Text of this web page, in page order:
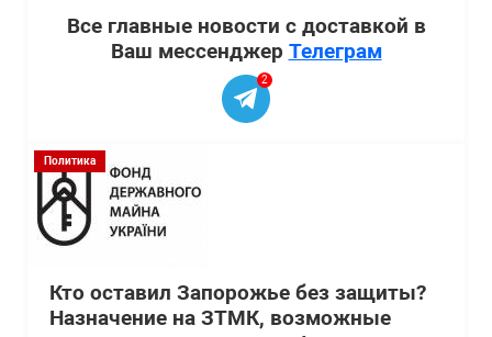
Все главные новости с доставкой в
Ваш мессенджер Телеграм
2
Политика
Кто оставил Запорожье без защиты?
Назначение на ЗТМК, возможные